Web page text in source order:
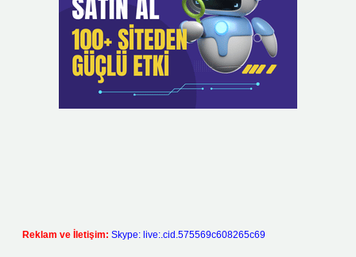
Reklam ve İletişim: Skype: live:.cid.575569c608265c69